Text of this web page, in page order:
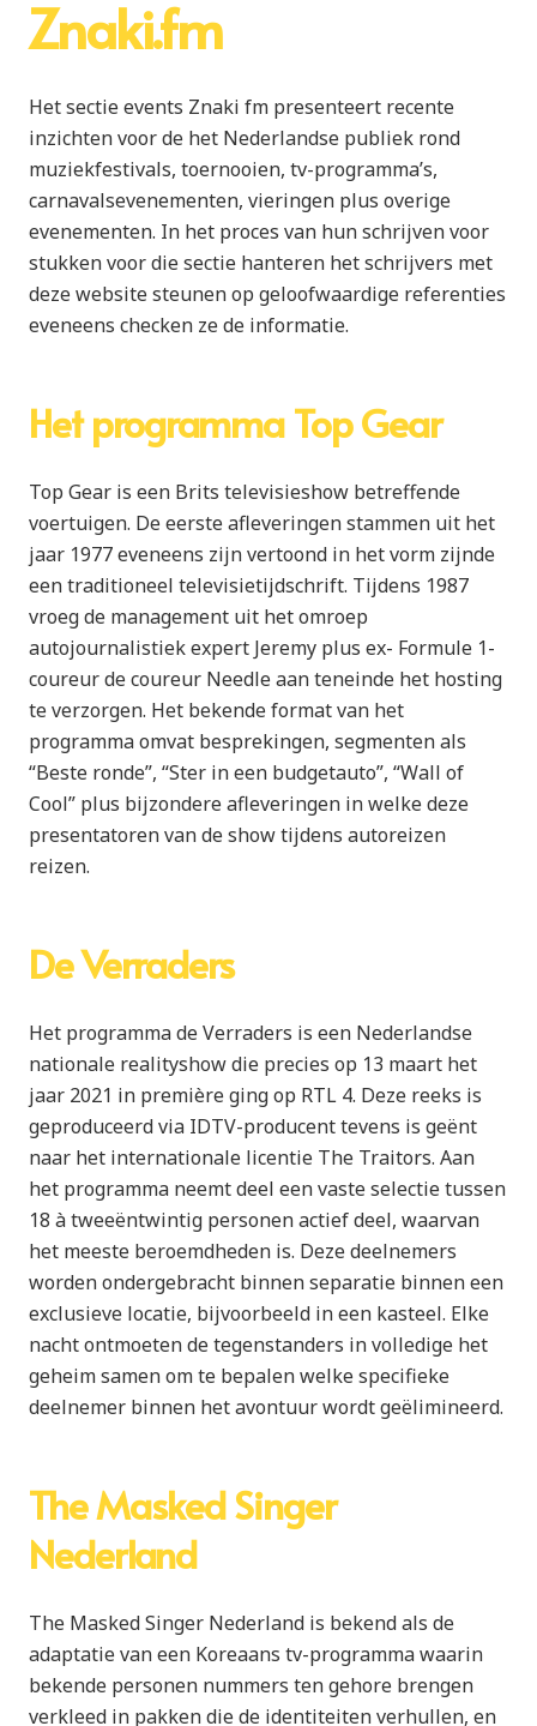
Znaki.fm
Het sectie events Znaki fm presenteert recente
inzichten voor de het Nederlandse publiek rond
muziekfestivals, toernooien, tv-programma’s,
carnavalsevenementen, vieringen plus overige
evenementen. In het proces van hun schrijven voor
stukken voor die sectie hanteren het schrijvers met
deze website steunen op geloofwaardige referenties
eveneens checken ze de informatie.
Het programma Top Gear
Top Gear is een Brits televisieshow betreffende
voertuigen. De eerste afleveringen stammen uit het
jaar 1977 eveneens zijn vertoond in het vorm zijnde
een traditioneel televisietijdschrift. Tijdens 1987
vroeg de management uit het omroep
autojournalistiek expert Jeremy plus ex- Formule 1-
coureur de coureur Needle aan teneinde het hosting
te verzorgen. Het bekende format van het
programma omvat besprekingen, segmenten als
“Beste ronde”, “Ster in een budgetauto”, “Wall of
Cool” plus bijzondere afleveringen in welke deze
presentatoren van de show tijdens autoreizen
reizen.
De Verraders
Het programma de Verraders is een Nederlandse
nationale realityshow die precies op 13 maart het
jaar 2021 in première ging op RTL 4. Deze reeks is
geproduceerd via IDTV-producent tevens is geënt
naar het internationale licentie The Traitors. Aan
het programma neemt deel een vaste selectie tussen
18 à tweeëntwintig personen actief deel, waarvan
het meeste beroemdheden is. Deze deelnemers
worden ondergebracht binnen separatie binnen een
exclusieve locatie, bijvoorbeeld in een kasteel. Elke
nacht ontmoeten de tegenstanders in volledige het
geheim samen om te bepalen welke specifieke
deelnemer binnen het avontuur wordt geëlimineerd.
The Masked Singer
Nederland
The Masked Singer Nederland is bekend als de
adaptatie van een Koreaans tv-programma waarin
bekende personen nummers ten gehore brengen
verkleed in pakken die de identiteiten verhullen, en